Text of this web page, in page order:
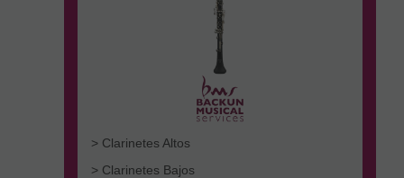
> Clarinetes Altos
> Clarinetes Bajos